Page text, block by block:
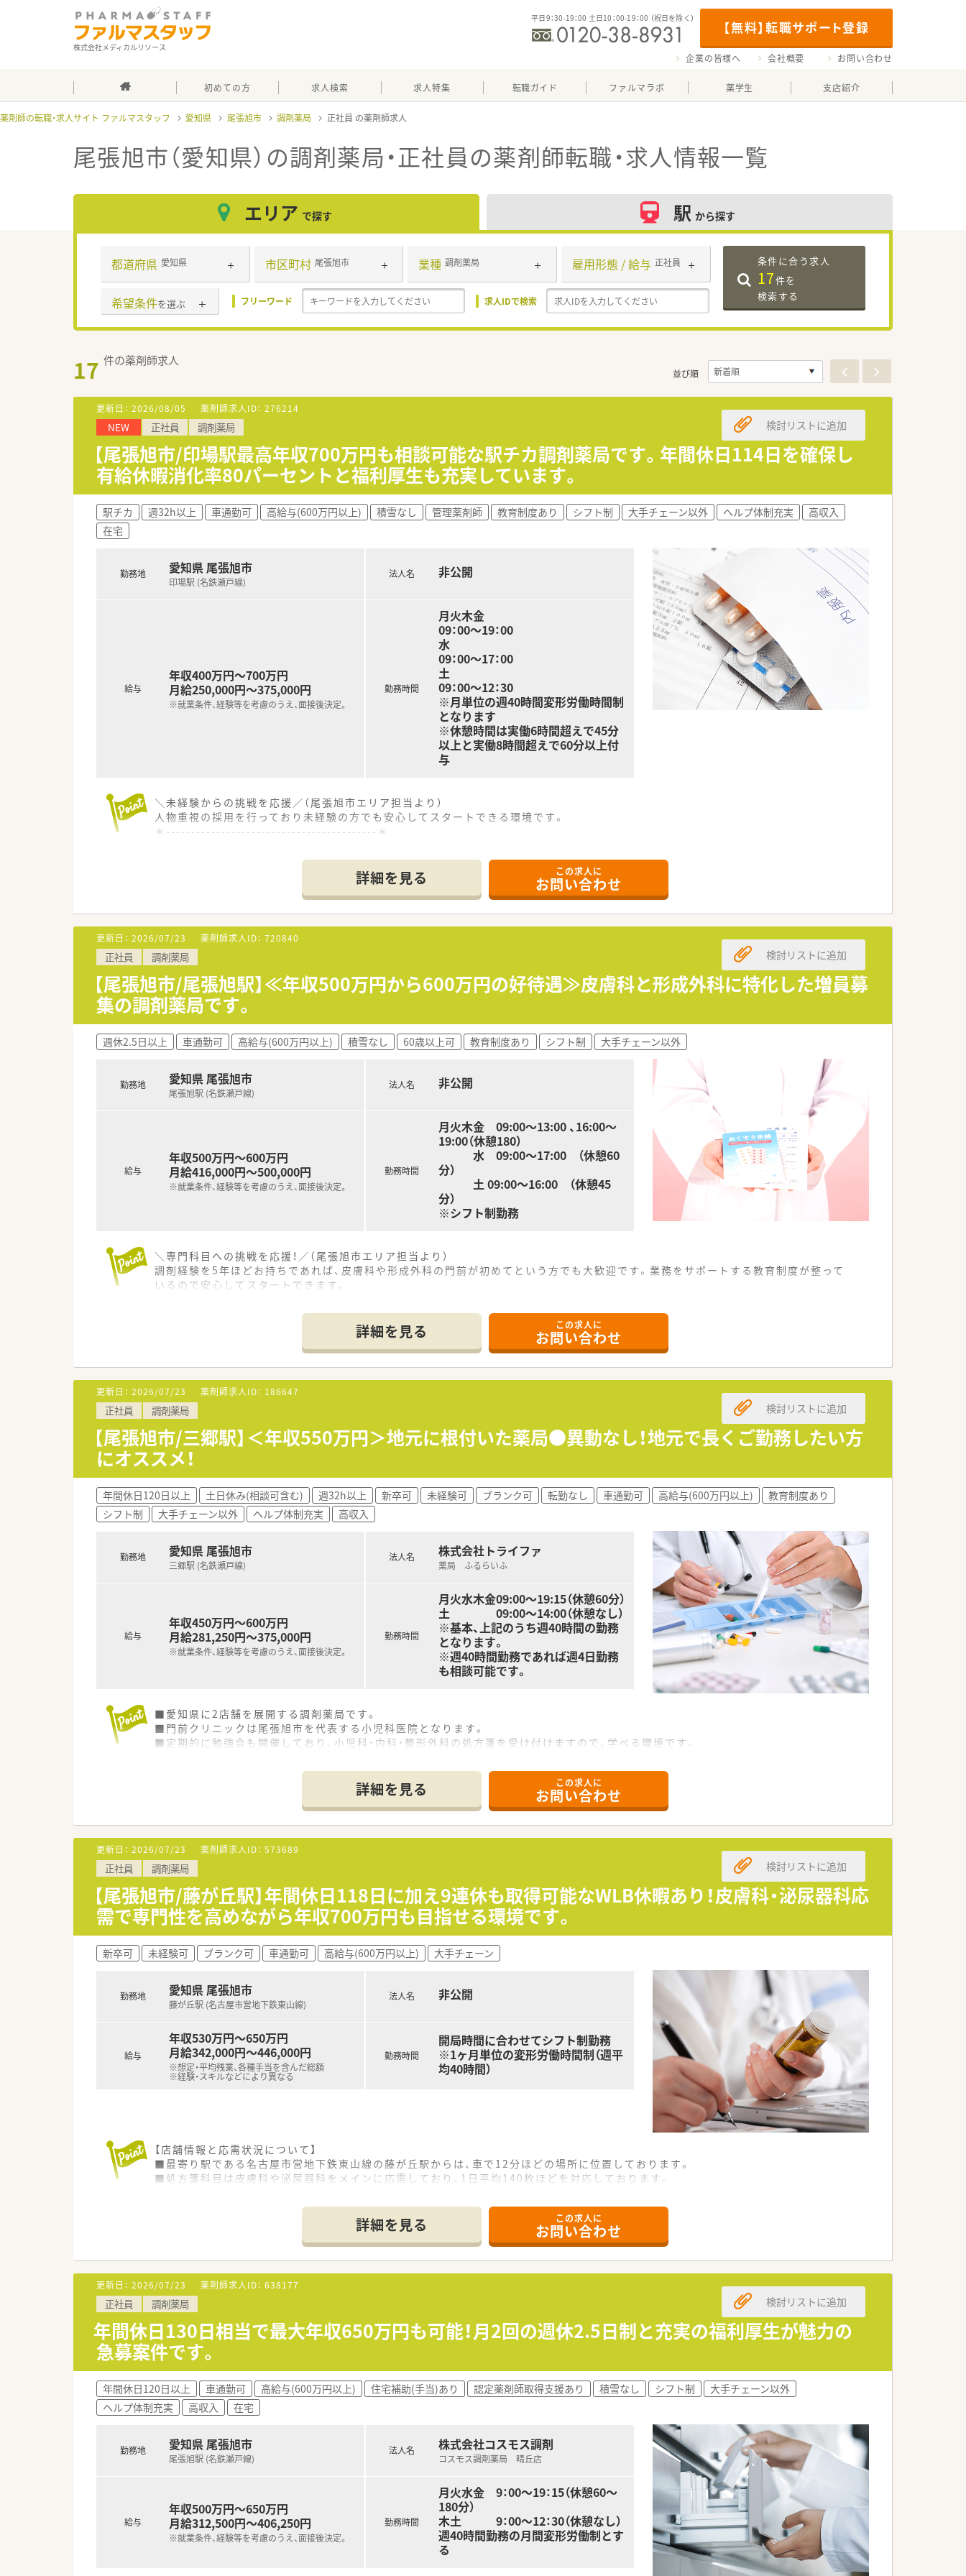
株式会社メディカルリソース
【無料】転職サポート登録
平日9：30-19：00 土日10：00-19：00 （祝日を除く）
企業の皆様へ 会社概要 お問い合わせ
初めての方 求人検索 求人特集 転職ガイド ファルマラボ 薬学生 支店紹介
薬剤師の転職・求人サイト ファルマスタッフ 愛知県 尾張旭市 調剤薬局 正社員
尾張旭市（愛知県）の調剤薬局・正社員の薬剤師転職・求人情報一覧
エリア で探す 駅 から探す
都道府県 愛知県 市区町村 尾張旭市 業種 調剤薬局 雇用形態 / 給与 正社員
希望条件を選ぶ フリーワード 求人IDで検索
条件に合う求人
17件を
検索する
17 件の薬剤師求人
並び順
更新日： 2026/08/05 薬剤師求人ID： 276214
NEW 正社員 調剤薬局
【尾張旭市/印場駅最高年収700万円も相談可能な駅チカ調剤薬局です。年間休日114日を確保し
有給休暇消化率80パーセントと福利厚生も充実しています。
検討リストに追加
駅チカ 週32h以上 車通勤可 高給与(600万円以上) 積雪なし 管理薬剤師 教育制度あり シフト制 大手チェーン以外 ヘルプ体制充実
高収入
在宅
勤務地 愛知県 尾張旭市
印場駅 (名鉄瀬戸線)
給与
年収400万円～700万円
月給250,000円～375,000円
※就業条件、経験等を考慮のうえ、面接後決定。
法人名 非公開
勤務時間
月火木金
09：00～19：00
水
09：00～17：00
土
09：00～12：30
※月単位の週40時間変形労働時間制
となります
※休憩時間は実働6時間超えで45分
以上と実働8時間超えで60分以上付
与
＼未経験からの挑戦を応援／（尾張旭市エリア担当より）
人物重視の採用を行っており未経験の方でも安心してスタートできる環境です。
＊------------------------------------------＊
【店舗情報と応需状況について】
■最寄り駅から徒歩5分という好立地にあり、通勤の負担を抑えて快適に通うことができる便利な調剤薬局です。
■内科や心療内科を中心に複数科目の処方箋を1日50枚から60枚ほど応需しており、幅広い知識が身につきます。
■近隣の医療機関から特定の曜日に漢方の処方箋も応需しており、専門的な調剤経験を積むことが可能な環境です。
【法人特徴について】
■保険薬局事業とアロマトリートメント事業の2本柱で展開しており、安定した企業収益と盤石な経営体制が特徴です。
■お薬と一緒に元気をお渡しするという理念のもと、地域住民の皆様と温かいコミュニケーションを築いております。
■患者様と同様に従業員を大切にしており、福利厚生の充実や資格取得の支援など働きやすい環境を整備しています。
【職場環境と雰囲気】
■休憩室は建物の2階に設けられており、ソファでゆっくりとくつろげる空間が用意されているためリフレッシュできます。
■大通りから少し入った落ち着いた立地にあり、夜間でも周辺が明るいため女性の方でも安心して通勤が可能です。
■患者様と元気のキャッチボールができるような明るい雰囲気で、地域の方々から親しまれる和気あいあいな職場です。
詳細を見る この求人に
お問い合わせ
更新日： 2026/07/23 薬剤師求人ID： 720840
正社員 調剤薬局
【尾張旭市/尾張旭駅】≪年収500万円から600万円の好待遇≫皮膚科と形成外科に特化した増員募
集の調剤薬局です。
検討リストに追加
週休2.5日以上 車通勤可 高給与(600万円以上) 積雪なし 60歳以上可 教育制度あり シフト制 大手チェーン以外
勤務地 愛知県 尾張旭市
尾張旭駅 (名鉄瀬戸線)
給与
年収500万円～600万円
月給416,000円～500,000円
※就業条件、経験等を考慮のうえ、面接後決定。
法人名 非公開
勤務時間
月火木金 09:00～13:00 、16:00～
19:00（休憩180）
水 09:00～17:00 （休憩60
分）
土 09:00～16:00 （休憩45
分）
※シフト制勤務
＼専門科目への挑戦を応援！／（尾張旭市エリア担当より）
調剤経験を5年ほどお持ちであれば、皮膚科や形成外科の門前が初めてという方でも大歓迎です。業務をサポートする教育制度が整って
いるので安心してスタートできます。
■尾張旭駅から車で5分の場所に位置しており、皮膚科と形成外科の処方箋を1日80から100枚ほど応需しています。
■周辺は田んぼに囲まれたのどかな立地であり、店舗の内装は白と木目を基調としたカフェのようなお洒落な空間です。
■エスプレッソマシンが設置された落ち着く待合室で、患者様がリラックスしてお薬を待てるよう工夫されています。
【法人特徴について】
■愛知県内で3店舗を展開する地域密着型の企業であり、訪問看護ステーションの運営など幅広い事業を手掛けています。
■全ての店舗がクリニックとのマンツーマン形態であり、近隣のドクターと非常に良好な協力関係を築いていることが特徴です。
■業務の効率化にも積極的に取り組んでおり、二次元バーコードや軟膏練り機などの設備をしっかりと導入している法人です。
【職場環境と雰囲気】
■白衣や調剤印の貸与制度があるほか、健康診断の実施や教育制度の充実など、スタッフが長く安心して働ける環境が整っています。
■忘年会などの社内イベントも定期的に開催されており、スタッフ同士のコミュニケーションが活発でとても働きやすい雰囲気です。
■薬局特有の無機質な雰囲気ではなく、個別の椅子が並べられたお洒落な空間で、落ち着いて日々の業務に取り組むことができます。
詳細を見る この求人に
お問い合わせ
更新日： 2026/07/23 薬剤師求人ID： 186647
正社員 調剤薬局
【尾張旭市/三郷駅】＜年収550万円＞地元に根付いた薬局●異動なし！地元で長くご勤務したい方
にオススメ！
検討リストに追加
年間休日120日以上 土日休み(相談可含む) 週32h以上 新卒可 未経験可 ブランク可 転勤なし 車通勤可 高給与(600万円以上)
教育制度あり
シフト制
大手チェーン以外 ヘルプ体制充実 高収入
勤務地 愛知県 尾張旭市
三郷駅 (名鉄瀬戸線)
給与
年収450万円～600万円
月給281,250円～375,000円
※就業条件、経験等を考慮のうえ、面接後決定。
法人名 株式会社トライファ
薬局 ふるらいふ
勤務時間
月火水木金09:00～19:15（休憩60分）
土 09:00～14:00（休憩なし）
※基本、上記のうち週40時間の勤務
となります。
※週40時間勤務であれば週4日勤務
も相談可能です。
■愛知県に2店舗を展開する調剤薬局です。
■門前クリニックは尾張旭市を代表する小児科医院となります。
■定期的に勉強会も開催しており、小児科・内科・整形外科の処方箋を受け付けますので、学べる環境です。
■電子薬歴・分包機(Vマス)・監査システム(散剤)を導入しております。
■シフトに関しても柔軟な勤務が可能なのが魅力です。
■小児科を学びたい方は是非ともご検討ください。
詳細を見る この求人に
お問い合わせ
更新日： 2026/07/23 薬剤師求人ID： 573689
正社員 調剤薬局
【尾張旭市/藤が丘駅】年間休日118日に加え9連休も取得可能なWLB休暇あり！皮膚科・泌尿器科応
需で専門性を高めながら年収700万円も目指せる環境です。
検討リストに追加
新卒可 未経験可 ブランク可 車通勤可 高給与(600万円以上) 大手チェーン
勤務地 愛知県 尾張旭市
藤が丘駅 (名古屋市営地下鉄東山線)
給与
年収530万円～650万円
月給342,000円～446,000円
※想定・平均残業、各種手当を含んだ総額
※経験・スキルなどにより異なる
法人名 非公開
勤務時間
開局時間に合わせてシフト制勤務
※1ヶ月単位の変形労働時間制（週平
均40時間）
【店舗情報と応需状況について】
■最寄り駅である名古屋市営地下鉄東山線の藤が丘駅からは、車で12分ほどの場所に位置しております。
■処方箋科目は皮膚科や泌尿器科をメインに応需しており、1日平均140枚ほどを対応しております。
■正社員としての採用で、30代で年収650万円、40代で700万円程度の高水準な給与が可能です。
■ワークライフバランス休暇として年間9日間の休日が付与され、連続休暇の取得も推奨されております。
■特別休暇の取得率は100％を誇っており、プライベートの時間も大切にしながら勤務いただけます。
【勤務実態について】
■薬剤師一人ひとりにiPadが支給されており、効率的な薬歴管理が可能で入力待ち時間がありません。
■調剤、OTC販売、その他の業務割合が9対1対0となっており、薬剤師本来の業務に集中できます。
■最新のシステム導入により薬歴記載時間を大幅に短縮し、患者様との対話時間を確保しております。
【想定される業務内容】
■主に皮膚科や泌尿器科の処方箋に基づいた調剤、監査、服薬指導などの業務を担当していただきます。
■ドラッグストア併設店におけるOTC医薬品の販売や相談対応を通じて、セルフメディケーションを支えます。
■1日140枚という多くの処方箋に触れることで、スピーディーかつ正確な調剤スキルを磨くことができます。
詳細を見る この求人に
お問い合わせ
更新日： 2026/07/23 薬剤師求人ID： 638177
正社員 調剤薬局
年間休日130日相当で最大年収650万円も可能！月2回の週休2.5日制と充実の福利厚生が魅力の
急募案件です。
検討リストに追加
年間休日120日以上 車通勤可 高給与(600万円以上) 住宅補助(手当)あり 認定薬剤師取得支援あり 積雪なし シフト制
大手チェーン以外
ヘルプ体制充実
高収入 在宅
勤務地 愛知県 尾張旭市
尾張旭駅 (名鉄瀬戸線)
給与
年収500万円～650万円
月給312,500円～406,250円
※就業条件、経験等を考慮のうえ、面接後決定。
法人名 株式会社コスモス調剤
コスモス調剤薬局 晴丘店
勤務時間
月火水金 9：00～19：15（休憩60～
180分）
木土 9：00～12：30（休憩なし）
週40時間勤務の月間変形労働制とす
る